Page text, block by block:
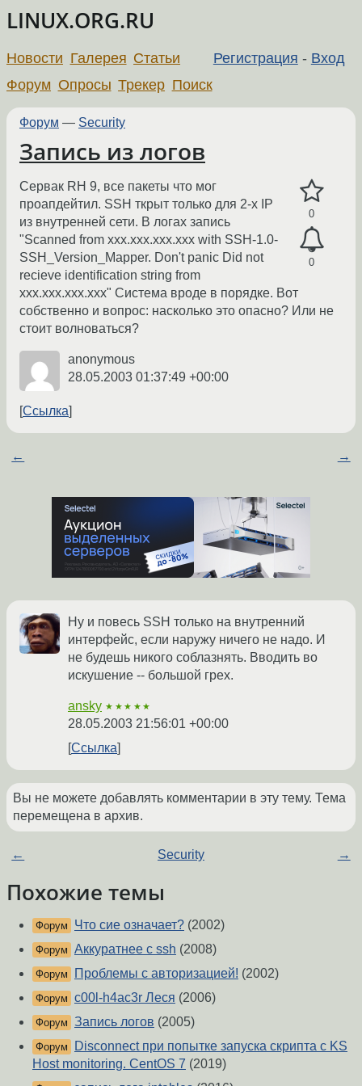
LINUX.ORG.RU
Регистрация - Вход
Новости Галерея Статьи
Форум Опросы Трекер Поиск
Форум — Security
Запись из логов
0
0
Сервак RH 9, все пакеты что мог
проапдейтил. SSH ткрыт только для 2-х IP
из внутренней сети. В логах запись
"Scanned from xxx.xxx.xxx.xxx with SSH-1.0-
SSH_Version_Mapper. Don't panic Did not
recieve identification string from
xxx.xxx.xxx.xxx" Система вроде в порядке. Вот
собственно и вопрос: насколько это опасно? Или не
стоит волноваться?
anonymous
28.05.2003 01:37:49 +00:00
Ссылка
← →
Ну и повесь SSH только на внутренний
интерфейс, если наружу ничего не надо. И
не будешь никого соблазнять. Вводить во
искушение -- большой грех.
ansky ★★★★★
28.05.2003 21:56:01 +00:00
Ссылка
Вы не можете добавлять комментарии в эту тему. Тема
перемещена в архив.
← Security →
Похожие темы
Форум Что сие означает? (2002)
Форум Аккуратнее с ssh (2008)
Форум Проблемы с авторизацией! (2002)
Форум c00l-h4ac3r Леся (2006)
Форум Запись логов (2005)
Форум
Disconnect при попытке запуска скрипта с KS
Host monitoring. CentOS 7 (2019)